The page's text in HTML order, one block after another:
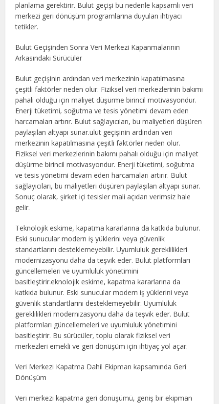
planlama gerektirir. Bulut geçişi bu nedenle kapsamlı veri
merkezi geri dönüşüm programlarına duyulan ihtiyacı
tetikler.
Bulut Geçişinden Sonra Veri Merkezi Kapanmalarının
Arkasındaki Sürücüler
Bulut geçişinin ardından veri merkezinin kapatılmasına
çeşitli faktörler neden olur. Fiziksel veri merkezlerinin bakımı
pahalı olduğu için maliyet düşürme birincil motivasyondur.
Enerji tüketimi, soğutma ve tesis yönetimi devam eden
harcamaları artırır. Bulut sağlayıcıları, bu maliyetleri düşüren
paylaşılan altyapı sunar.ulut geçişinin ardından veri
merkezinin kapatılmasına çeşitli faktörler neden olur.
Fiziksel veri merkezlerinin bakımı pahalı olduğu için maliyet
düşürme birincil motivasyondur. Enerji tüketimi, soğutma
ve tesis yönetimi devam eden harcamaları artırır. Bulut
sağlayıcıları, bu maliyetleri düşüren paylaşılan altyapı sunar.
Sonuç olarak, şirket içi tesisler mali açıdan verimsiz hale
gelir.
Teknolojik eskime, kapatma kararlarına da katkıda bulunur.
Eski sunucular modern iş yüklerini veya güvenlik
standartlarını desteklemeyebilir. Uyumluluk gereklilikleri
modernizasyonu daha da teşvik eder. Bulut platformları
güncellemeleri ve uyumluluk yönetimini
basitleştirir.eknolojik eskime, kapatma kararlarına da
katkıda bulunur. Eski sunucular modern iş yüklerini veya
güvenlik standartlarını desteklemeyebilir. Uyumluluk
gereklilikleri modernizasyonu daha da teşvik eder. Bulut
platformları güncellemeleri ve uyumluluk yönetimini
basitleştirir. Bu sürücüler, toplu olarak fiziksel veri
merkezleri emekli ve geri dönüşüm için ihtiyaç yol açar.
Veri Merkezi Kapatma Dahil Ekipman kapsamında Geri
Dönüşüm
Veri merkezi kapatma geri dönüşümü, geniş bir ekipman